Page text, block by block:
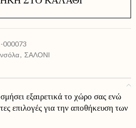
000073
, ΣΑΛΟΝΙ
εξαιρετικά το χώρο σας ενώ
επιλογές για την αποθήκευση των